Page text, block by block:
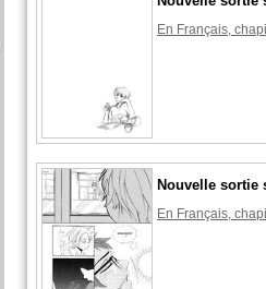
En Français,
Nouvelle sortie
En Français,